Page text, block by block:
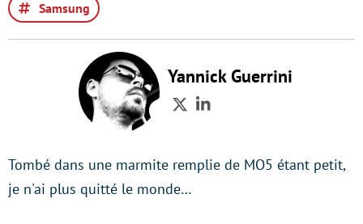
Samsung
Yannick Guerrini
TwitterLinkedIn
Tombé dans une marmite remplie de MO5 étant petit,
je n'ai plus quitté le monde…